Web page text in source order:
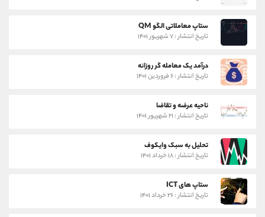
ستاپ معاملاتی الگو QM
تاریخ انتشار : ۷ شهریور ۱۴۰۱
درآمد یک معامله گر روزانه
تاریخ انتشار : ۶ فروردین ۱۴۰۱
ناحیه عرضه و تقاضا
تاریخ انتشار : ۲۱ شهریور ۱۴۰۱
تحلیل به سبک وایکوف
تاریخ انتشار : ۱۸ خرداد ۱۴۰۱
ستاپ های ICT
تاریخ انتشار : ۲۶ خرداد ۱۴۰۱